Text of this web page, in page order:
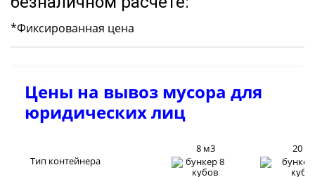
*Фиксированная цена
Цены на вывоз мусора для
юридических лиц
Тип контейнера
8 м3 20